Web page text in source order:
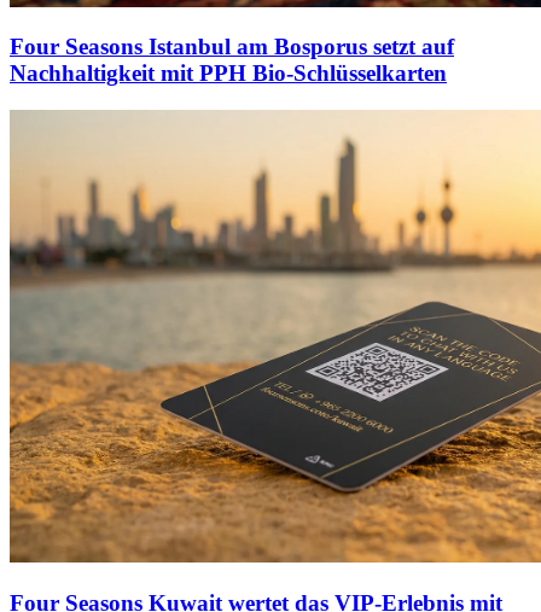
Four Seasons Istanbul am Bosporus setzt auf
Nachhaltigkeit mit PPH Bio-Schlüsselkarten
Four Seasons Kuwait wertet das VIP-Erlebnis mit